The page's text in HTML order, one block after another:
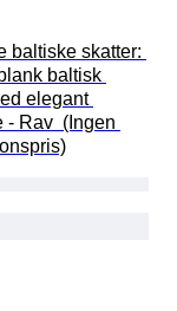
baltiske skatter:
baltisk
elegant
- Rav  (Ingen